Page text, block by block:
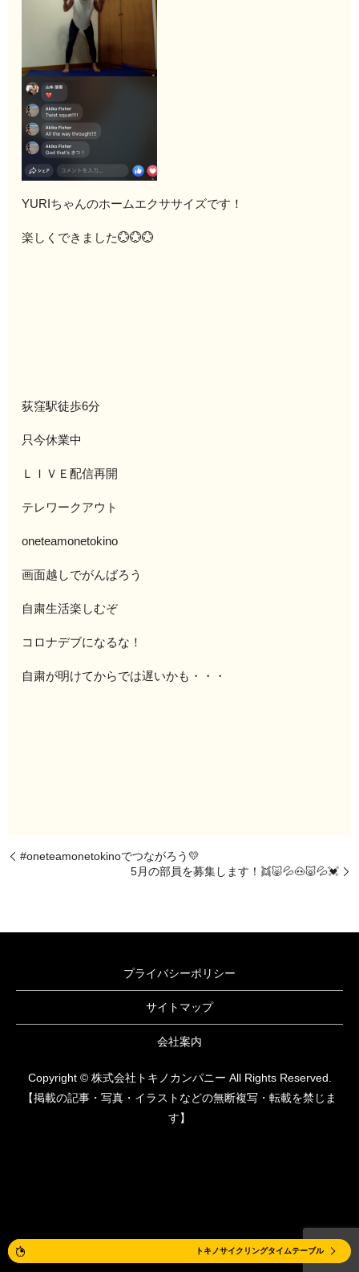
YURIちゃんのホームエクササイズです！
楽しくできました💮💮💮
荻窪駅徒歩6分
只今休業中
ＬＩＶＥ配信再開
テレワークアウト
oneteamonetokino
画面越しでがんばろう
自粛生活楽しむぞ
コロナデブになるな！
自粛が明けてからでは遅いかも・・・
#oneteamonetokinoでつながろう💛
5月の部員を募集します！👯🐷💦🐽🐷💦💓
プライバシーポリシー
サイトマップ
会社案内
Copyright © 株式会社トキノカンパニー All Rights Reserved.
【掲載の記事・写真・イラストなどの無断複写・転載を禁じま
す】
トキノサイクリングタイムテーブル